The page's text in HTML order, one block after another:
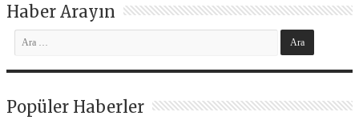
Haber Arayın
Popüler Haberler